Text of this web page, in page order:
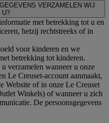
VERZAMELEN WIJ
U?
met betrekking tot u en
hetzij rechtstreeks of in
voor kinderen en we
betrekking tot kinderen.
verzamelen wanneer u onze
Le Creuset-account aanmaakt,
Website of in onze Le Creuset
Winkels) of wanneer u zich
De persoonsgegevens